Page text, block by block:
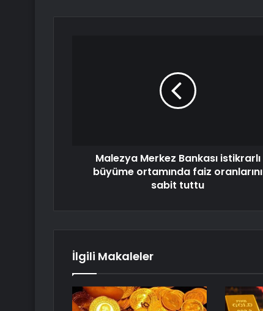
Malezya Merkez Bankası istikrarlı
büyüme ortamında faiz oranlarını
sabit tuttu
İlgili Makaleler